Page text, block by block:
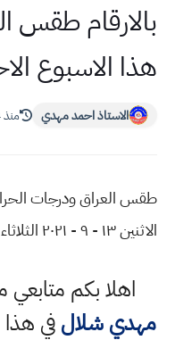
بالارقام طقس
هذا الاسبوع الاحد ١٢
الاستاذ احمد مهدي منذ 4 سنة
طقس العراق ودرجات
الاثنين ١٣ - ٩ - ٢٠٢١ الثلاثاء الاربعاء الخميس الانواء الجوية
اهلا بكم متابعي
مهدي شلالفي